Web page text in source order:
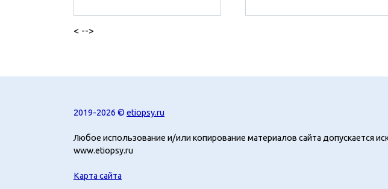
< -->
2019-2026 © etiopsy.ru
Любое использование и/или копирование материалов сайта допускается
www.etiopsy.ru
Карта сайта